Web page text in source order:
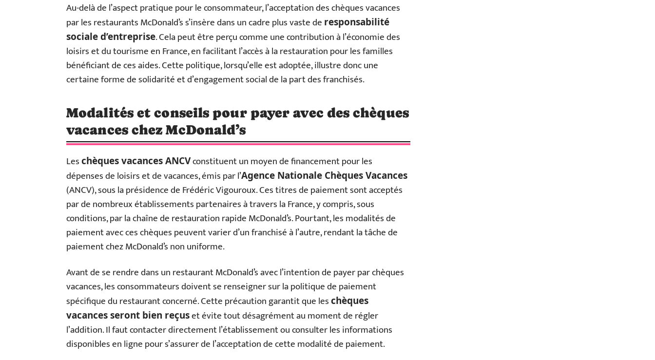
Au-delà de l’aspect pratique pour le consommateur, l’acceptation des chèques vacances
par les restaurants McDonald’s s’insère dans un cadre plus vaste de responsabilité
sociale d’entreprise. Cela peut être perçu comme une contribution à l’économie des
loisirs et du tourisme en France, en facilitant l’accès à la restauration pour les familles
bénéficiant de ces aides. Cette politique, lorsqu’elle est adoptée, illustre donc une
certaine forme de solidarité et d’engagement social de la part des franchisés.
Modalités et conseils pour payer avec des chèques
vacances chez McDonald’s
Leschèques vacances ANCVconstituent un moyen de financement pour les
dépenses de loisirs et de vacances, émis par l’Agence Nationale Chèques Vacances
(ANCV), sous la présidence de Frédéric Vigouroux. Ces titres de paiement sont acceptés
par de nombreux établissements partenaires à travers la France, y compris, sous
conditions, par la chaîne de restauration rapide McDonald’s. Pourtant, les modalités de
paiement avec ces chèques peuvent varier d’un franchisé à l’autre, rendant la tâche de
paiement chez McDonald’s non uniforme.
Avant de se rendre dans un restaurant McDonald’s avec l’intention de payer par chèques
vacances, les consommateurs doivent se renseigner sur la politique de paiement
spécifique du restaurant concerné. Cette précaution garantit que leschèques
vacances seront bien reçuset évite tout désagrément au moment de régler
l’addition. Il faut contacter directement l’établissement ou consulter les informations
disponibles en ligne pour s’assurer de l’acceptation de cette modalité de paiement.